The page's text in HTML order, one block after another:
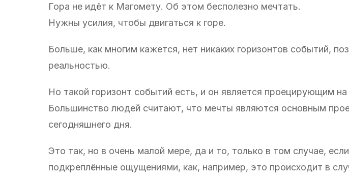
Гора не идёт к Магомету. Об этом бесполезно мечтать.
Нужны усилия, чтобы двигаться к горе.
Больше, как многим кажется, нет никаких горизонтов событий,
реальностью.
Но такой горизонт событий есть, и он является проецирующим
Большинство людей считают, что мечты являются основным
сегодняшнего дня.
Это так, но в очень малой мере, да и то, только в том случае,
подкреплённые ощущениями, как, например, это происходит в